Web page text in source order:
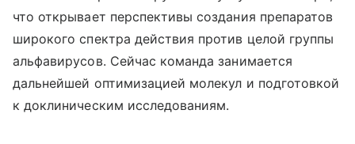
что открывает перспективы создания препаратов
широкого спектра действия против целой группы
альфавирусов. Сейчас команда занимается
дальнейшей оптимизацией молекул и подготовкой
к доклиническим исследованиям.